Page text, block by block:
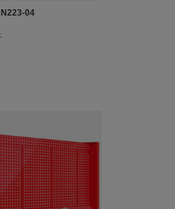
04